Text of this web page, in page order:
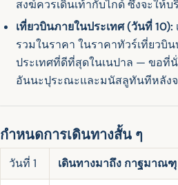
สงฆ์ควรเดินเท้ากับไกด์ ซึ่งจะให้
เที่ยวบินภายในประเทศ (วันที่ 10):
รวมในราคา ในราคาทัวร์เที่ยว
ประเทศที่ดีที่สุดในเนปาล — ขอที่
อันนะปุระณะและมนัสลูทันทีหลังจ
กำหนดการเดินทางสั้น ๆ
วันที่ 1 เดินทางมาถึง กาฐมาณ